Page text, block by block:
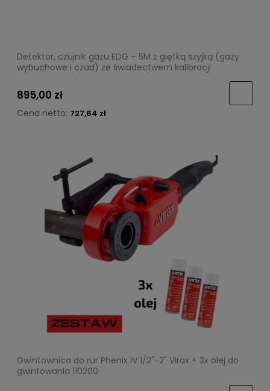
Detektor, czujnik gazu EDG – 5M z giętką szyjką (gazy
wybuchowe i czad) ze świadectwem kalibracji
895,00 zł
Cena netto: 727,64 zł
Gwintownica do rur Phenix IV 1/2"-2" Virax + 3x olej do
gwintowania 110200